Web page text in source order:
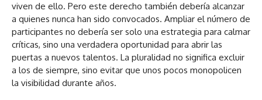
viven de ello. Pero este derecho también debería alcanzar
a quienes nunca han sido convocados. Ampliar el número de
participantes no debería ser solo una estrategia para calmar
críticas, sino una verdadera oportunidad para abrir las
puertas a nuevos talentos. La pluralidad no significa excluir
a los de siempre, sino evitar que unos pocos monopolicen
la visibilidad durante años.